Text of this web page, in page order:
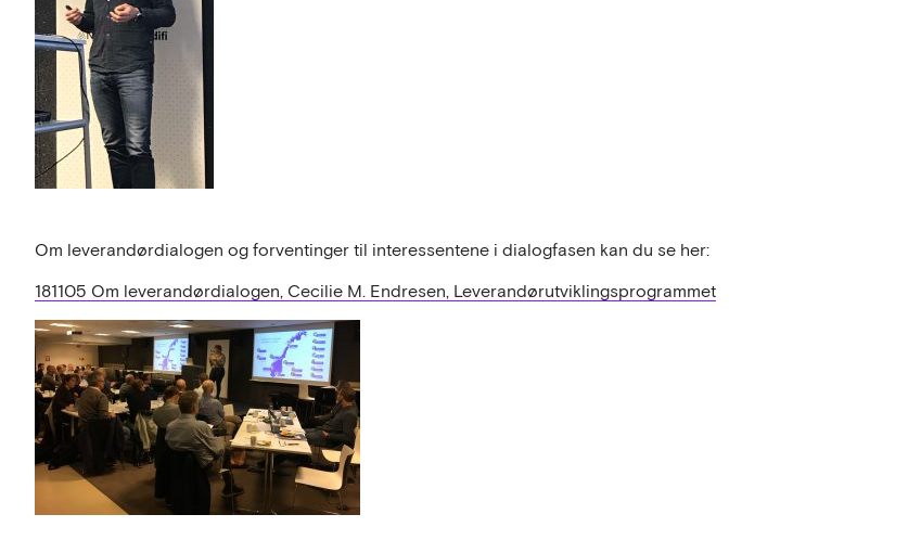
Om leverandørdialogen og forventinger til interessentene i dialogfasen kan du se her:
181105 Om leverandørdialogen, Cecilie M. Endresen, Leverandørutviklingsprogrammet